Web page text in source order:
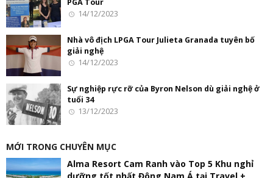
PGA Tour
14/12/2023
Nhà vô địch LPGA Tour Julieta Granada tuyên bố
giải nghệ
14/12/2023
Sự nghiệp rực rỡ của Byron Nelson dù giải nghệ ở
tuổi 34
13/12/2023
MỚI TRONG CHUYÊN MỤC
Alma Resort Cam Ranh vào Top 5 Khu nghỉ